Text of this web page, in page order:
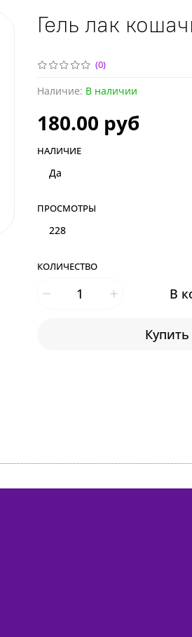
(0)
Наличие: В наличии
Гель лак
180.00 руб
КОЛИЧЕСТВО
В
НАЛИЧИЕ
Да
ПРОСМОТРЫ
228